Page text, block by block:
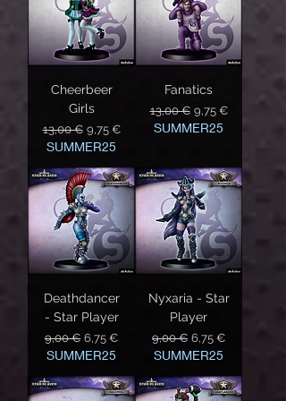
Cheerbeer
Girls
Precio
13,00 € Precio de oferta
9,75 €
SUMMER25
Fanatics
Precio
13,00 € Precio de oferta
9,75 €
SUMMER25
Deathdancer
- Star Player
Precio
9,00 € Precio de oferta
6,75 €
SUMMER25
Nyxaria - Star
Player
Precio
9,00 € Precio de oferta
6,75 €
SUMMER25